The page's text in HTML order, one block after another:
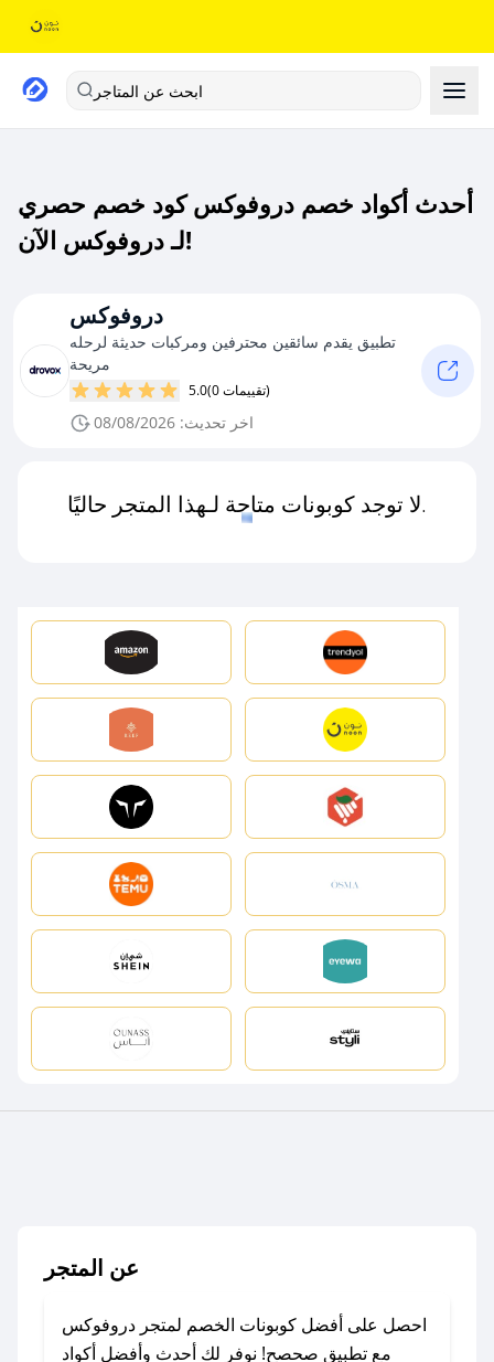
ابحث عن المتاجر
أحدث أكواد خصم دروفوكس كود خصم حصري
لـ دروفوكس الآن!
دروفوكس
تطبيق يقدم سائقين محترفين ومركبات حديثة لرحله
مريحة
5.0 (0 تقييمات)
اخر تحديث: 08/08/2026
لا توجد كوبونات متاحة لـهذا المتجر حاليًا.
عن المتجر
احصل على أفضل كوبونات الخصم لمتجر دروفوكس
مع تطبيق صحصح! نوفر لك أحدث وأفضل أكواد